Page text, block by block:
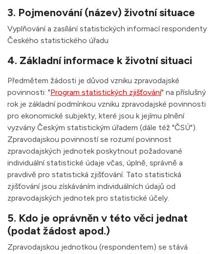
3. Pojmenování (název) životní situace
Vyplňování a zasílání statistických informací respondenty
Českého statistického úřadu
4. Základní informace k životní situaci
Předmětem žádosti je důvod vzniku zpravodajské
povinnosti: "Program statistických zjišťování" na příslušný
rok je základní podmínkou vzniku zpravodajské povinnosti
pro ekonomické subjekty, které jsou k jejímu plnění
vyzvány Českým statistickým úřadem (dále též "ČSÚ").
Zpravodajskou povinností se rozumí povinnost
zpravodajských jednotek poskytnout požadované
individuální statistické údaje včas, úplně, správně a
pravdivě pro statistická zjišťování. Tato statistická
zjišťování jsou získáváním individuálních údajů od
zpravodajských jednotek pro statistické účely.
5. Kdo je oprávněn v této věci jednat
(podat žádost apod.)
Zpravodajskou jednotkou (respondentem) se stává